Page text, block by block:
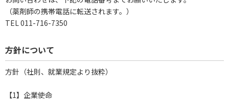
（薬剤師の携帯電話に転送されます。）
TEL 011-716-7350
方針について
方針（社則、就業規定より抜粋）
【1】企業使命